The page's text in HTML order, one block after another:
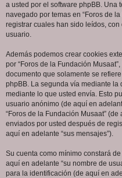
a usted por el software phpBB. Una
navegado por temas en “Foros de
registrar cuales han sido leídos,
usuario.
Además podemos crear cookies
por “Foros de la Fundación
documento que solamente se
phpBB. La segunda vía mediante
mediante lo que usted envía. Esto
usuario anónimo (de aquí en
“Foros de la Fundación Musaat”
enviados por usted después de
aquí en adelante “sus mensajes”).
Su cuenta como mínimo constará
aquí en adelante “su nombre de
para la identificación (de aquí en